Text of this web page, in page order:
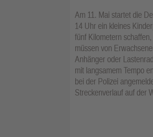
Am 11. Mai startet die
14 Uhr ein kleines
fünf Kilometern
müssen von
Anhänger oder
mit langsamem Tempo
bei der Polizei
Streckenverlauf auf der